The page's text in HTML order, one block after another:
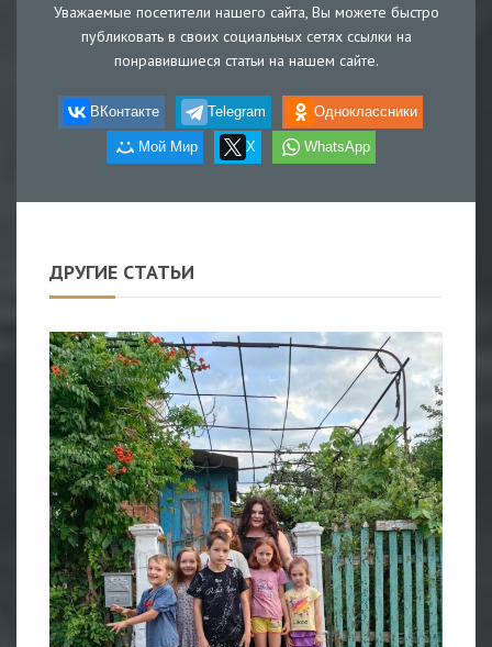
Уважаемые посетители нашего сайта, Вы можете быстро
публиковать в своих социальных сетях ссылки на
понравившиеся статьи на нашем сайте.
ВКонтакте Telegram Одноклассники
Мой Мир X WhatsApp
ДРУГИЕ СТАТЬИ